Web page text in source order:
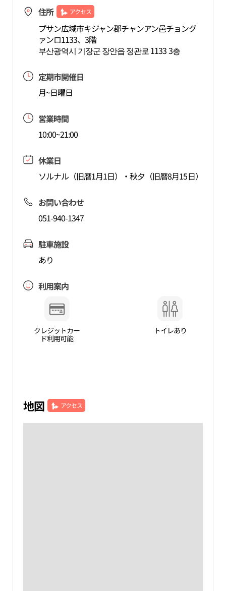
住所 アクセス
プサン広域市キジャン郡チャンアン邑チョング
ァンロ1133、3階
부산광역시 기장군 장안읍 정관로 1133 3층
定期市開催日
月~日曜日
営業時間
10:00~21:00
休業日
ソルナル（旧暦1月1日）・秋夕（旧暦8月15日）
お問い合わせ
051-940-1347
駐車施設
あり
利用案内
クレジットカー
ド利用可能
トイレあり
地図 アクセス